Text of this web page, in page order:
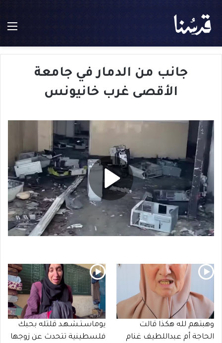
جانب من الدمار في جامعة
الأقصى غرب خانيونس
وهبتهم لله هكذا قالت
الحاجة أم عبداللطيف غنام
يوماسـتـشـهـد قلتله بحبك
فلسطينية تتحدث عن زوجها